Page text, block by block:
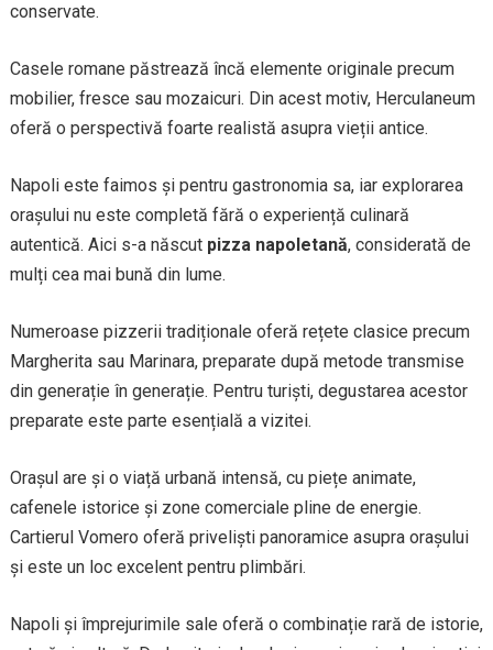
conservate.
Casele romane păstrează încă elemente originale precum
mobilier, fresce sau mozaicuri. Din acest motiv, Herculaneum
oferă o perspectivă foarte realistă asupra vieții antice.
Napoli este faimos și pentru gastronomia sa, iar explorarea
orașului nu este completă fără o experiență culinară
autentică. Aici s-a născut pizza napoletană, considerată de
mulți cea mai bună din lume.
Numeroase pizzerii tradiționale oferă rețete clasice precum
Margherita sau Marinara, preparate după metode transmise
din generație în generație. Pentru turiști, degustarea acestor
preparate este parte esențială a vizitei.
Orașul are și o viață urbană intensă, cu piețe animate,
cafenele istorice și zone comerciale pline de energie.
Cartierul Vomero oferă priveliști panoramice asupra orașului
și este un loc excelent pentru plimbări.
Napoli și împrejurimile sale oferă o combinație rară de istorie,